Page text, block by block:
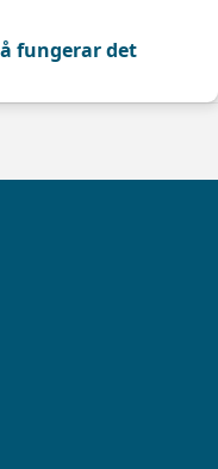
fungerar det